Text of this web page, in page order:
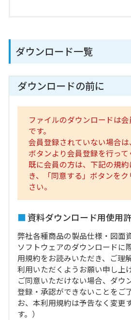
ダウンロード一覧
ダウンロードの前に
ファイルのダウンロードは
です。
会員登録されていない場合は
ボタンより会員登録を行って
既に会員の方は、下記の規
き、「同意する」ボタンを
さい。
資料ダウンロード用使用
弊社各種商品の製品仕様・図面
ソフトウェアのダウンロードに
用規約をお読みいただき、ご理
利用いただくようお願い申し上げ
ご同意いただけない場合、ダウ
登録・承認ができないことをご
お、本利用規約は予告なく変更
す。）